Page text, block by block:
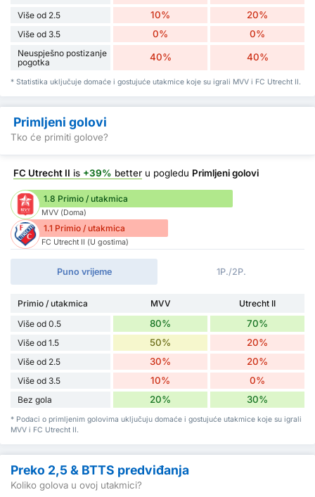
Više od 2.5 10% 20%
Više od 3.5 0% 0%
Neuspješno postizanje
pogotka
40% 40%
* Statistika uključuje domaće i gostujuće utakmice koje su igrali MVV i FC Utrecht II.
Primljeni golovi
Tko će primiti golove?
FC Utrecht II is +39% better u pogledu Primljeni golovi
1.8 Primio / utakmica
MVV (Doma)
1.1 Primio / utakmica
FC Utrecht II (U gostima)
Puno vrijeme 1P./2P.
Primio / utakmica MVV
Utrecht II
Više od 0.5
80% 70%
Više od 1.5 50% 20%
Više od 2.5 30% 20%
Više od 3.5 10% 0%
Bez gola 20% 30%
* Podaci o primljenim golovima uključuju domaće i gostujuće utakmice koje su igrali
MVV i FC Utrecht II.
Preko 2,5 & BTTS predviđanja
Koliko golova u ovoj utakmici?